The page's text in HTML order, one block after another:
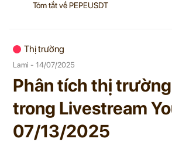
Tóm tắt về PEPEUSDT
Thị trường
Lami - 14/07/2025
Phân tích thị
trong Livestream
07/13/2025